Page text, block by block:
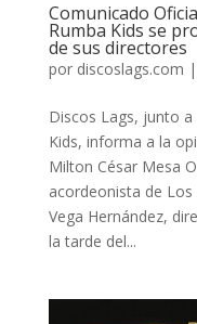
Comunicado
Rumba Kids se
de sus directores
por discoslags.com |
Discos Lags, junto a
Kids, informa a la
Milton César Mesa
acordeonista de Los
Vega Hernández,
la tarde del...